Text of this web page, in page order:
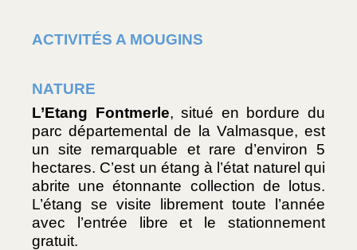
ACTIVITÉS A MOUGINS
NATURE
L’Etang Fontmerle, situé en bordure du
parc départemental de la Valmasque, est
un site remarquable et rare d’environ 5
hectares. C’est un étang à l’état naturel qui
abrite une étonnante collection de lotus.
L’étang se visite librement toute l’année
avec l’entrée libre et le stationnement
gratuit.